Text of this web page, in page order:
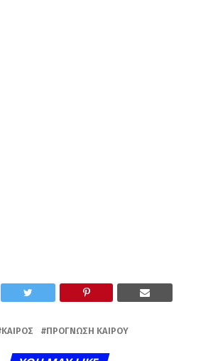
ΚΑΙΡΌΣ ΠΡΌΓΝΩΣΗ ΚΑΙΡΟΎ